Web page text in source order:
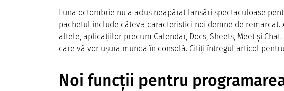
Luna octombrie nu a adus neapărat lansări spectaculoase
pachetul include câteva caracteristici noi demne de
altele, aplicațiilor precum Calendar, Docs, Sheets, Meet și
care vă vor ușura munca în consolă. Citiți întregul articol
Noi funcții pentru